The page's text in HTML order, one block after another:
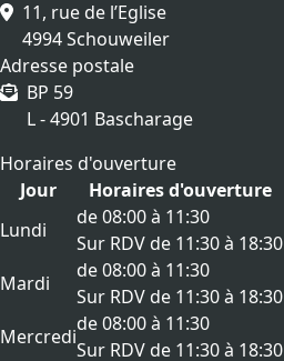
11, rue de l’Eglise
4994 Schouweiler
Adresse postale
BP 59
L - 4901 Bascharage
Horaires d'ouverture
Jour
Horaires d'ouverture
Lundi
de 08:00 à 11:30
Sur RDV de 11:30 à 18:30
Mardi
de 08:00 à 11:30
Sur RDV de 11:30 à 18:30
Mercredi
de 08:00 à 11:30
Sur RDV de 11:30 à 18:30